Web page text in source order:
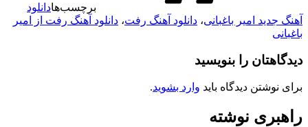
برچسب‌هادانلود
جدید امیر باغبانی،دانلود آهنگ رفت،دانلود آهنگ رفت از امیر
را بنویسید
نوشتن دیدگاه بایدوارد بشوید.
نوشته